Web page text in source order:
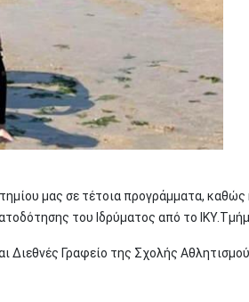
μας σε τέτοια προγράμματα, καθώς
του Ιδρύματος από το
Διεθνές Γραφείο της Σχολής